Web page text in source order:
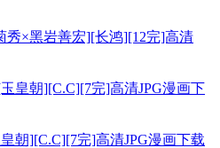
秀×黑岩善宏][长鸿][12完]高清
朝][C.C][7完]高清JPG漫画下载